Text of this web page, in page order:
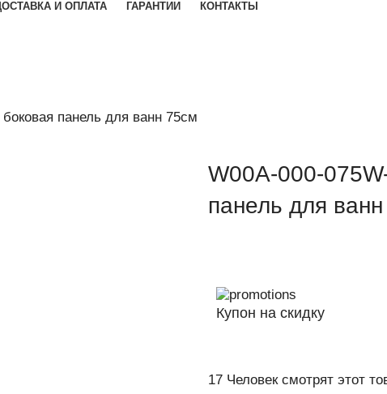
И ОПЛАТА ГАРАНТИИ КОНТАКТЫ
панель для ванн 75см
W00A-000-
панель для
Купон на скидку
17 Человек смотрят этот